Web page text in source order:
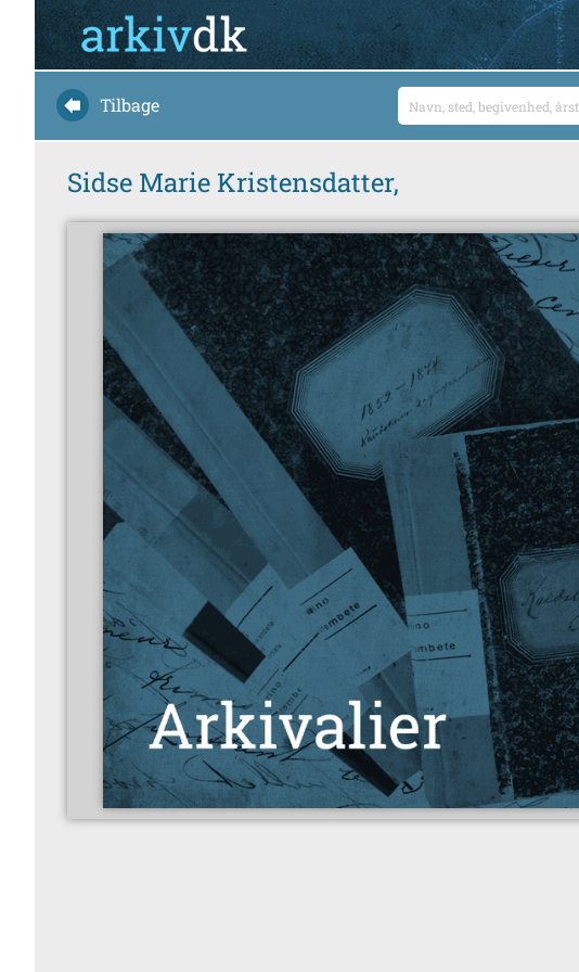
Tilbage
Sidse Marie Kristensdatter,